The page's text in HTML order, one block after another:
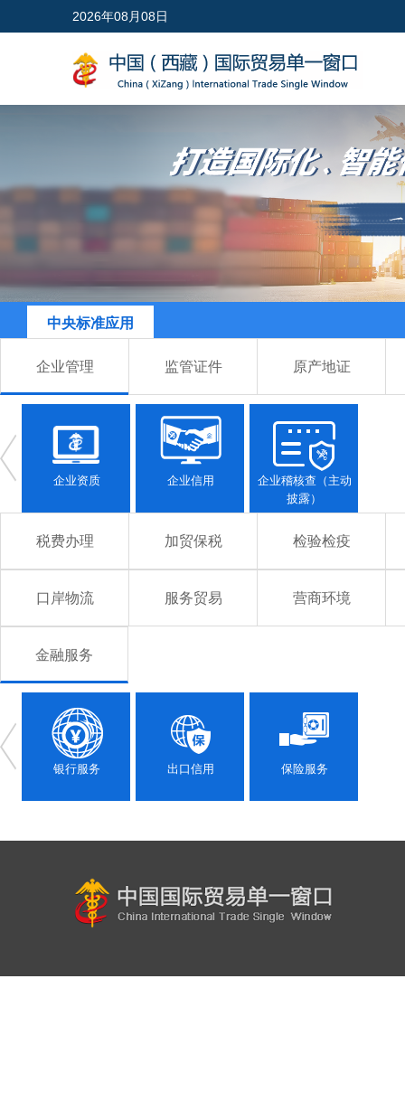
2026年08月08日
中央标准应用
企业管理 监管证件 原产地证
企业资质 企业信用
企业稽核查（主动
披露）
税费办理 加贸保税 检验检疫
口岸物流 服务贸易 营商环境
金融服务
银行服务 出口信用 保险服务